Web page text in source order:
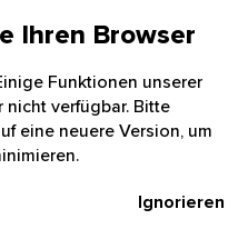
Ihren Browser
Funktionen unserer
verfügbar. Bitte
eine neuere Version, um
Ignorieren